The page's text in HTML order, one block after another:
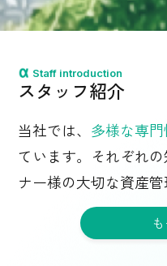
Staff introduction
スタッフ紹介
当社では、 多様な専
ています。それぞれ
ナー様の大切な資産管